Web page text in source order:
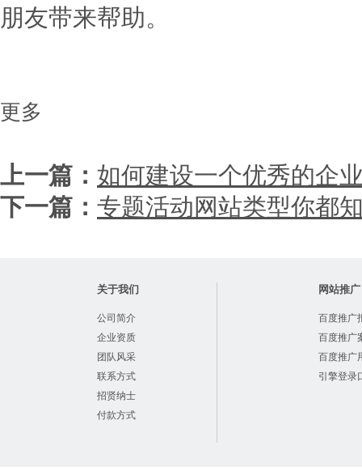
朋友带来帮助。
更多
上一篇： 如何建设一个优秀的企
下一篇： 专题活动网站类型你都
关于我们
公司简介
企业资质
团队风采
联系方式
招贤纳士
付款方式
网站推广
百度推广
百度推广
百度推广
引擎登录